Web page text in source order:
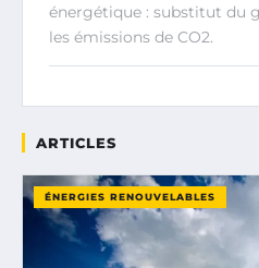
énergétique : substitut du
les émissions de CO2.
ARTICLES
ÉNERGIES RENOUVELABLES